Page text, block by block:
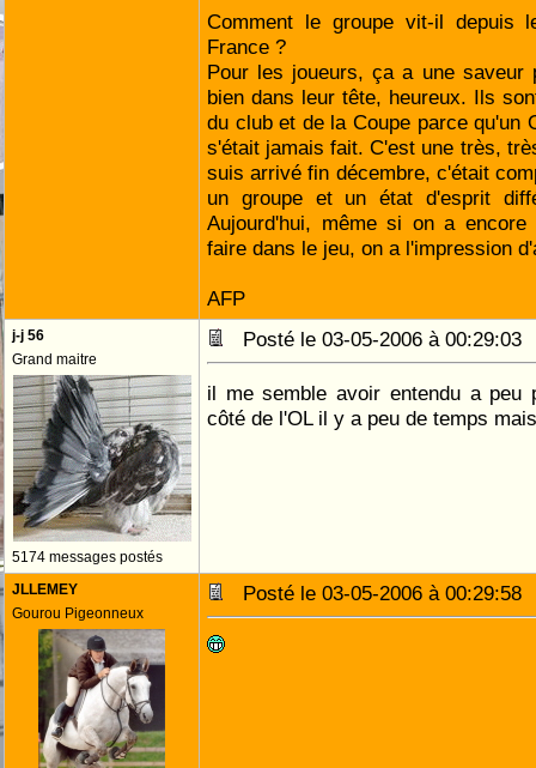
Comment le groupe vit-il depuis
France ?
Pour les joueurs, ça a une saveur
bien dans leur tête, heureux. Ils
du club et de la Coupe parce qu'un
s'était jamais fait. C'est une très,
suis arrivé fin décembre, c'était
un groupe et un état d'esprit
Aujourd'hui, même si on a encore
faire dans le jeu, on a l'impression
AFP
j-j 56
Grand maitre
5174 messages postés
Posté le 03-05-2006 à
il me semble avoir entendu a peu
côté de l'OL il y a peu de temps
JLLEMEY
Gourou Pigeonneux
Posté le 03-05-2006 à